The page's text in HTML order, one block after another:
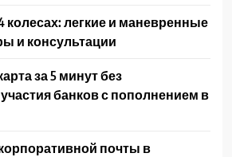
легкие и маневренные
и консультации
за 5 минут без
банков с пополнением в
почты в